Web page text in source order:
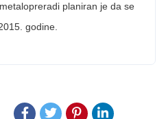
planiran je da se
godine.